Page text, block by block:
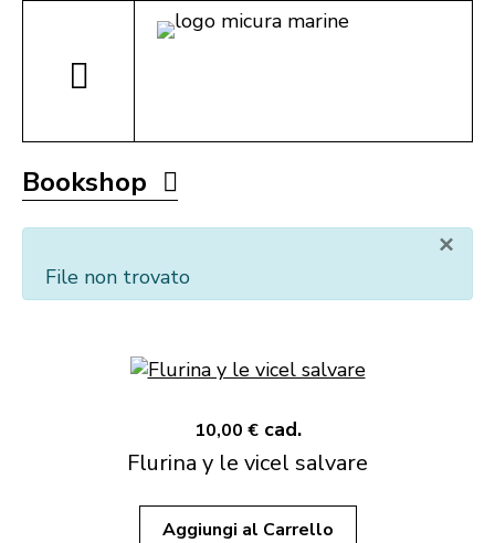
Bookshop
×
File non trovato
10,00 € cad.
Flurina y le vicel salvare
Aggiungi al Carrello